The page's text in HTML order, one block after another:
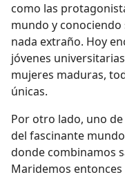
como las
mundo y
nada extraño. Hoy
jóvenes
mujeres maduras,
únicas.
Por otro lado, uno
del fascinante
donde combinamos
Maridemos